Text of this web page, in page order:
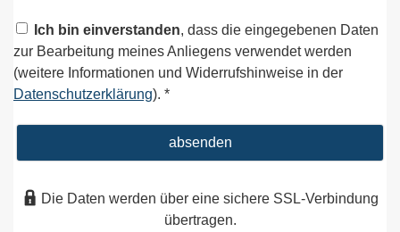
Ich bin einverstanden, dass die eingegebenen Daten
zur Bearbeitung meines Anliegens verwendet werden
(weitere Informationen und Widerrufshinweise in der
Datenschutzerklärung). *
absenden
Die Daten werden über eine sichere SSL-Verbindung
übertragen.